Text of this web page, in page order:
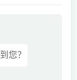
您？